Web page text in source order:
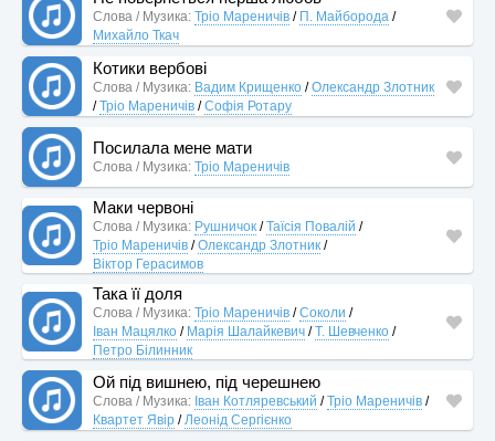
Слова / Музика: Тріо Мареничів / П. Майборода /
Михайло Ткач
Котики вербові
Слова / Музика: Вадим Крищенко /Олександр Злотник
/Тріо Мареничів /Софія Ротару
Посилала мене мати
Слова / Музика: Тріо Мареничів
Маки червонi
Слова / Музика: Рушничок /Таїсія Повалій /
Тріо Мареничів /Олександр Злотник /
Віктор Герасимов
Така її доля
Слова / Музика: Тріо Мареничів /Соколи /
Іван Мацялко / Марія Шалайкевич /Т. Шевченко /
Петро Білинник
Ой під вишнею, під черешнею
Слова / Музика: Іван Котляревський /Тріо Мареничів /
Квартет Явір / Леонід Сергієнко